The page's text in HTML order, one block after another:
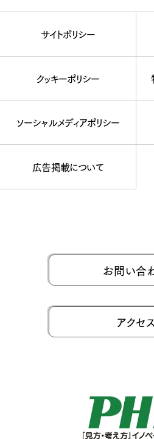
サイトポリシー
クッキーポリシー
ソーシャルメディアポリシー
広告掲載について
お問い合
アクセ